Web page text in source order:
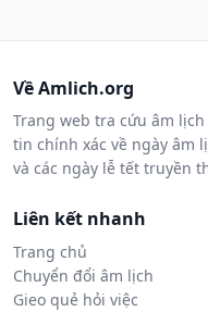
Về Amlich.org
Trang web tra cứu âm
tin chính xác về ngày âm
và các ngày lễ tết truyền
Liên kết nhanh
Trang chủ
Chuyển đổi âm lịch
Gieo quẻ hỏi việc